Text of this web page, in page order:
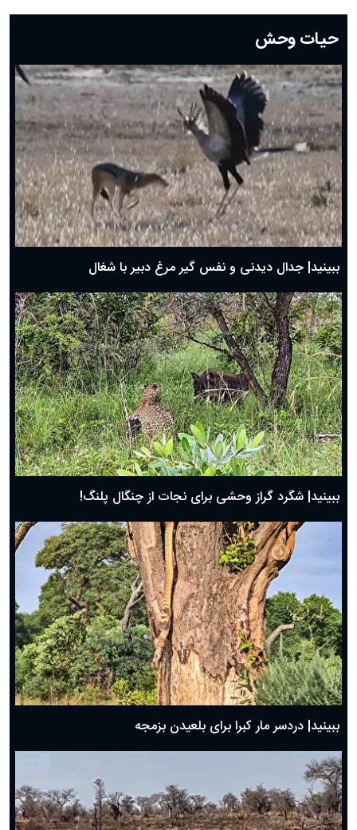
دعای روز بیستم ماه رمضان؛ ۱۹ اسفند ۱۴۰۴
دعای روز هشتم ماه مبارک رمضان؛ ۷ اسفند ماه ۱۴۰۴
دعای روز هفتم ماه رمضان؛ ۶ اسفند ۱۴۰۴
دعای روز ششم ماه رمضان؛ ۵ اسفند ۱۴۰۴
دعای روز پنجم ماه رمضان؛ ۴ اسفند ۱۴۰۴
دعای روز چهارم ماه مبارک رمضان؛ ۳ اسفند ۱۴۰۴
دعای روز سوم ماه مبارک رمضان؛ ۱۴ اسفند ۱۴۰۴
دعای روز دوم ماه مبارک رمضان ۱ اسفند ماه ۱۴۰۴
دعای روز اول ماه مبارک رمضان، ۳۰ بهمن ۱۴۰۴
حضرت زینب(س) چگونه از دنیا رفت؟
بهترین پیامک تبریک روز پدر ۱۴۰۴؛ جملات زیبا و صمیمانه
حیات وحش
ببینید| جدال دیدنی و نفس گیر مرغ دبیر با شغال
ببینید| شگرد گراز وحشی برای نجات از چنگال پلنگ!
ببینید| دردسر مار کبرا برای بلعیدن بزمجه